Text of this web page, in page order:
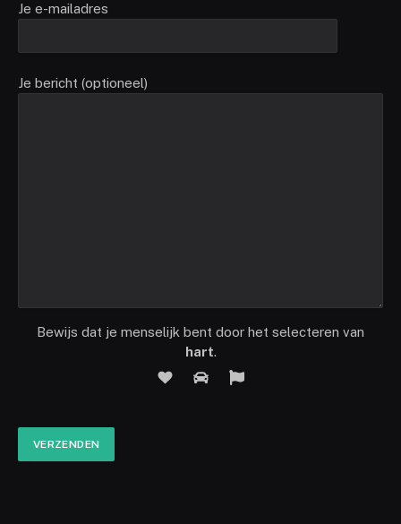
Je e-mailadres
Je bericht (optioneel)
Bewijs dat je menselijk bent door het selecteren van
hart.